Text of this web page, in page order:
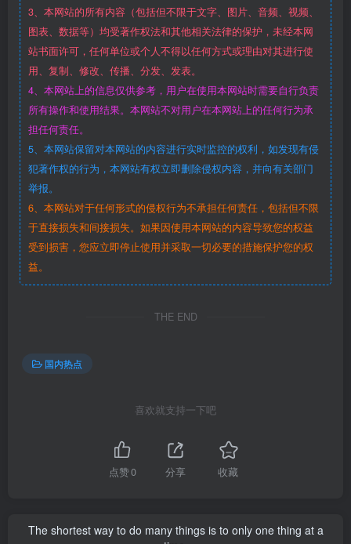
3、本网站的所有内容（包括但不限于文字、图片、音频、视频、
图表、数据等）均受著作权法和其他相关法律的保护，未经本网
站书面许可，任何单位或个人不得以任何方式或理由对其进行使
用、复制、修改、传播、分发、发表。
4、本网站上的信息仅供参考，用户在使用本网站时需要自行负责
所有操作和使用结果。本网站不对用户在本网站上的任何行为承
担任何责任。
5、本网站保留对本网站的内容进行实时监控的权利，如发现有侵
犯著作权的行为，本网站有权立即删除侵权内容，并向有关部门
举报。
6、本网站对于任何形式的侵权行为不承担任何责任，包括但不限
于直接损失和间接损失。如果因使用本网站的内容导致您的权益
受到损害，您应立即停止使用并采取一切必要的措施保护您的权
益。
THE END
国内热点
喜欢就支持一下吧
点赞0 分享 收藏
The shortest way to do many things is to only one thing at a